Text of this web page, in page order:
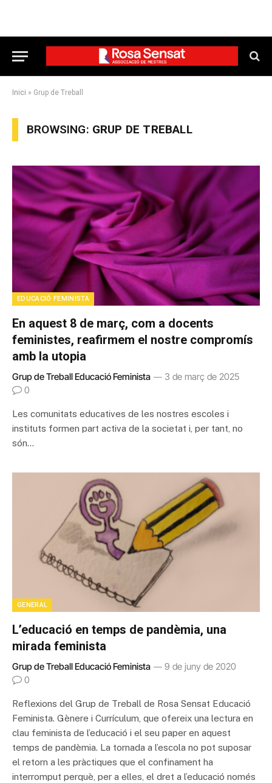
Inici » Grup de Treball
BROWSING: GRUP DE TREBALL
EDUCACIÓ FEMINISTA
En aquest 8 de març, com a docents
feministes, reafirmem el nostre compromís
amb la utopia
Grup de Treball Educació Feminista
3 de març de 2025
0
Les comunitats educatives de les nostres escoles i
instituts formen part activa de la societat i, per tant, no
són…
GENERAL
L’educació en temps de pandèmia, una
mirada feminista
Grup de Treball Educació Feminista
9 de juny de 2020
0
Reflexions del Grup de Treball de Rosa Sensat Educació
Feminista. Gènere i Currículum, que ofereix una lectura en
clau feminista de l’educació i el seu paper en aquest
temps de pandèmia. La tornada a l’escola no pot suposar
el retorn a les pràctiques que el confinament ha
interromput perquè, per a elles, el dret a l’educació només